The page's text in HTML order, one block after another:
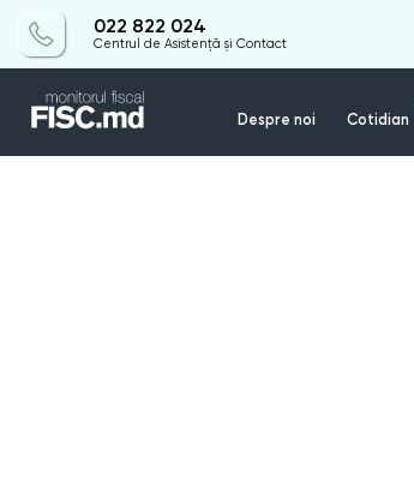
022 822 024
Centrul de Asistență și Contact
Despre noi Cotidian